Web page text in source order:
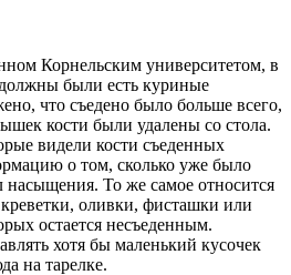
Корнельским университетом, в
были есть куриные
что съедено было больше всего,
кости были удалены со стола.
видели кости съеденных
о том, сколько уже было
насыщения. То же самое относится
оливки, фисташки или
остается несъеденным.
хотя бы маленький кусочек
на тарелке.